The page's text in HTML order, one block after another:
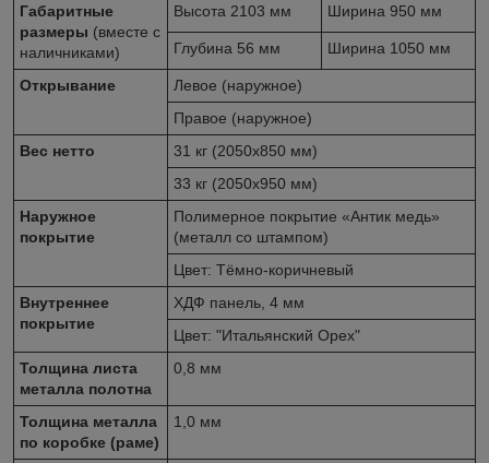
Габаритные
размеры (вместе с
наличниками)
Высота 2103 мм Ширина 950 мм
Глубина 56 мм Ширина 1050 мм
Открывание
Левое (наружное)
Правое (наружное)
Вес нетто
31 кг (2050х850 мм)
33 кг (2050х950 мм)
Наружное
покрытие
Полимерное покрытие «Антик медь»
(металл со штампом)
Цвет: Тёмно-коричневый
Внутреннее
покрытие
ХДФ панель, 4 мм
Цвет: "Итальянский Орех"
Толщина листа
металла полотна
0,8 мм
Толщина металла
по коробке (раме)
1,0 мм